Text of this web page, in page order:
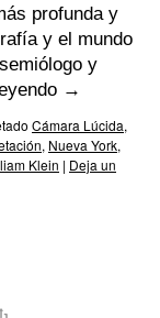
profunda y
y el mundo
y
→
Cámara Lúcida,
, Nueva York,
Klein | Deja un